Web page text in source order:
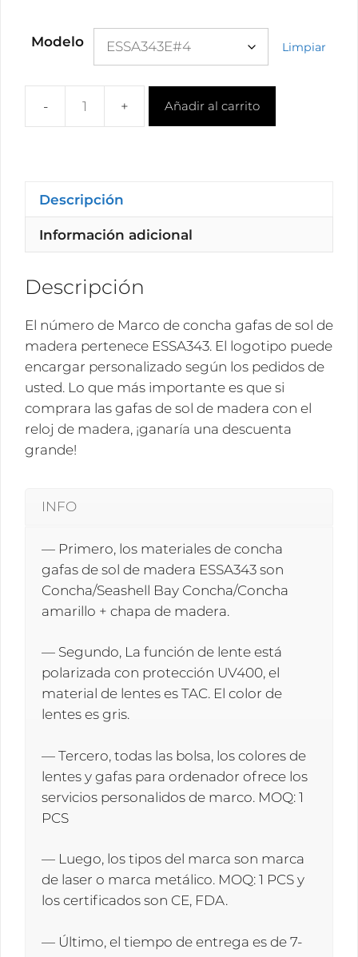
Modelo Limpiar
Mayorista
de
madera
Añadir al carrito
Descripción
Información adicional
Descripción
El número de Marco de concha gafas de sol de
madera pertenece ESSA343. El logotipo puede
encargar personalizado según los pedidos de
usted. Lo que más importante es que si
comprara las gafas de sol de madera con el
reloj de madera, ¡ganaría una descuenta
grande!
INFO
— Primero, los materiales de concha
gafas de sol de madera ESSA343 son
Concha/Seashell Bay Concha/Concha
amarillo + chapa de madera.
— Segundo, La función de lente está
polarizada con protección UV400, el
material de lentes es TAC. El color de
lentes es gris.
— Tercero, todas las bolsa, los colores de
lentes y gafas para ordenador ofrece los
servicios personalidos de marco. MOQ: 1
PCS
— Luego, los tipos del marca son marca
de laser o marca metálico. MOQ: 1 PCS y
los certificados son CE, FDA.
— Último, el tiempo de entrega es de 7-